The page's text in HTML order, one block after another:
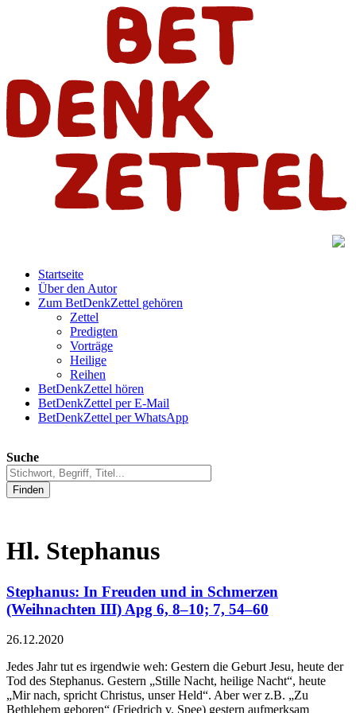
Startseite
Über den Autor
Zum BetDenkZettel gehören
Zettel
Predigten
Vorträge
Heilige
Reihen
BetDenkZettel hören
BetDenkZettel per E-Mail
BetDenkZettel per WhatsApp
Suche
Finden
Hl. Stephanus
Stephanus: In Freuden und in Schmerzen
(Weihnachten III) Apg 6, 8–10; 7, 54–60
26.12.2020
Jedes Jahr tut es irgendwie weh: Gestern die Geburt Jesu, heute der
Tod des Stephanus. Gestern „Stille Nacht, heilige Nacht“, heute
„Mir nach, spricht Christus, unser Held“. Aber wer z.B. „Zu
Bethlehem geboren“ (Friedrich v. Spee) gestern aufmerksam